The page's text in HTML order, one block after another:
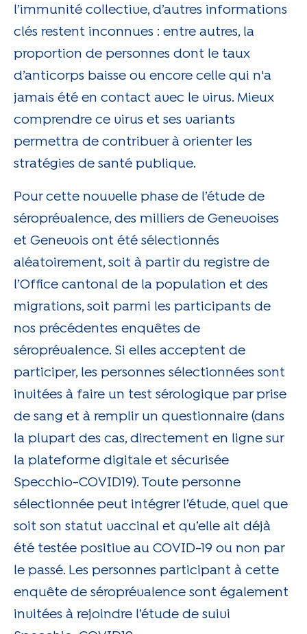
l’immunité collective, d’autres informations
clés restent inconnues : entre autres, la
proportion de personnes dont le taux
d’anticorps baisse ou encore celle qui n'a
jamais été en contact avec le virus. Mieux
comprendre ce virus et ses variants
permettra de contribuer à orienter les
stratégies de santé publique.
Pour cette nouvelle phase de l’étude de
séroprévalence, des milliers de Genevoises
et Genevois ont été sélectionnés
aléatoirement, soit à partir du registre de
l’Office cantonal de la population et des
migrations, soit parmi les participants de
nos précédentes enquêtes de
séroprévalence. Si elles acceptent de
participer, les personnes sélectionnées sont
invitées à faire un test sérologique par prise
de sang et à remplir un questionnaire (dans
la plupart des cas, directement en ligne sur
la plateforme digitale et sécurisée
Specchio-COVID19). Toute personne
sélectionnée peut intégrer l’étude, quel que
soit son statut vaccinal et qu’elle ait déjà
été testée positive au COVID-19 ou non par
le passé. Les personnes participant à cette
enquête de séroprévalence sont également
invitées à rejoindre l’étude de suivi